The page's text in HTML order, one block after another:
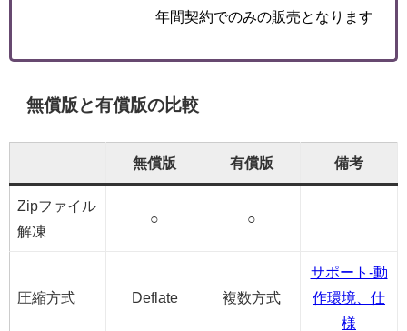
年間契約でのみの販売となります
無償版と有償版の比較
無償版 有償版 備考
Zipファイル
解凍
○ ○
圧縮方式 Deflate 複数方式
サポート-動
作環境、仕
様